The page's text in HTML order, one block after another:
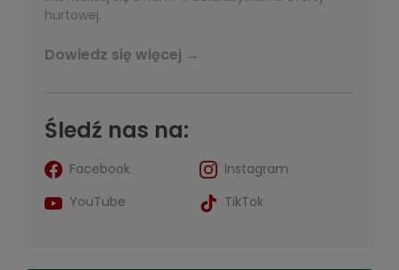
Śledź nas na:
Facebook
Instagram
YouTube
TikTok
hurtowej.
Dowiedz się więcej →